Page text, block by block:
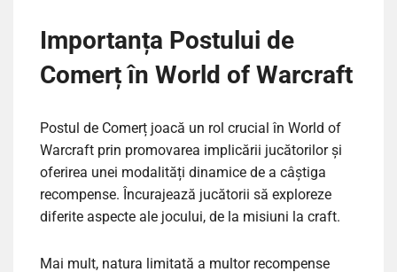
Importanța Postului de
Comerț în World of Warcraft
Postul de Comerț joacă un rol crucial în World of
Warcraft prin promovarea implicării jucătorilor și
oferirea unei modalități dinamice de a câștiga
recompense. Încurajează jucătorii să exploreze
diferite aspecte ale jocului, de la misiuni la craft.
Mai mult, natura limitată a multor recompense